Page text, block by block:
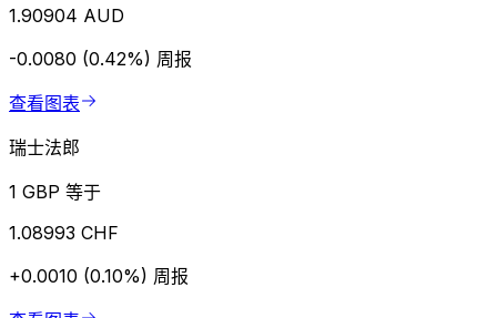
1.90904 AUD
-0.0080 (0.42%) 周报
查看图表
瑞士法郎
1 GBP 等于
1.08993 CHF
+0.0010 (0.10%) 周报